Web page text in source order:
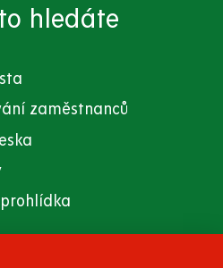
hledáte
zaměstnanců